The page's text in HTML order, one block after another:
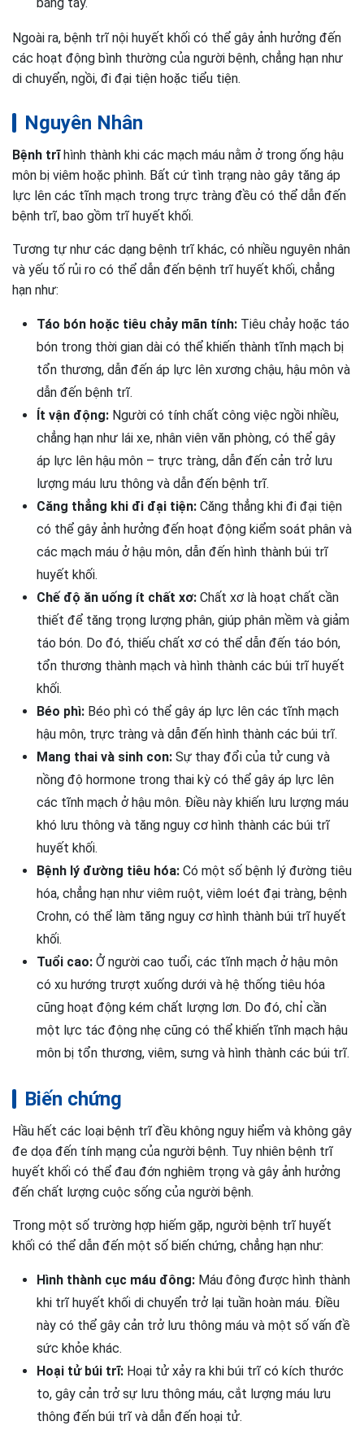
Ngoài ra, bệnh trĩ nội huyết khối có thể gây ảnh hưởng đến
các hoạt động bình thường của người bệnh, chẳng hạn như
di chuyển, ngồi, đi đại tiện hoặc tiểu tiện.
Nguyên Nhân
Bệnh trĩhình thành khi các mạch máu nằm ở trong ống hậu
môn bị viêm hoặc phình. Bất cứ tình trạng nào gây tăng áp
lực lên các tĩnh mạch trong trực tràng đều có thể dẫn đến
bệnh trĩ, bao gồm trĩ huyết khối.
Tương tự như các dạng bệnh trĩ khác, có nhiều nguyên nhân
và yếu tố rủi ro có thể dẫn đến bệnh trĩ huyết khối, chẳng
hạn như:
Táo bón hoặc tiêu chảy mãn tính: Tiêu chảy hoặc táo
bón trong thời gian dài có thể khiến thành tĩnh mạch bị
tổn thương, dẫn đến áp lực lên xương chậu, hậu môn và
dẫn đến bệnh trĩ.
Ít vận động: Người có tính chất công việc ngồi nhiều,
chẳng hạn như lái xe, nhân viên văn phòng, có thể gây
áp lực lên hậu môn – trực tràng, dẫn đến cản trở lưu
lượng máu lưu thông và dẫn đến bệnh trĩ.
Căng thẳng khi đi đại tiện: Căng thẳng khi đi đại tiện
có thể gây ảnh hưởng đến hoạt động kiểm soát phân và
các mạch máu ở hậu môn, dẫn đến hình thành búi trĩ
huyết khối.
Chế độ ăn uống ít chất xơ: Chất xơ là hoạt chất cần
thiết để tăng trọng lượng phân, giúp phân mềm và giảm
táo bón. Do đó, thiếu chất xơ có thể dẫn đến táo bón,
tổn thương thành mạch và hình thành các búi trĩ huyết
khối.
Béo phì: Béo phì có thể gây áp lực lên các tĩnh mạch
hậu môn, trực tràng và dẫn đến hình thành các búi trĩ.
Mang thai và sinh con: Sự thay đổi của tử cung và
nồng độ hormone trong thai kỳ có thể gây áp lực lên
các tĩnh mạch ở hậu môn. Điều này khiến lưu lượng máu
khó lưu thông và tăng nguy cơ hình thành các búi trĩ
huyết khối.
Bệnh lý đường tiêu hóa: Có một số bệnh lý đường tiêu
hóa, chẳng hạn như viêm ruột, viêm loét đại tràng, bệnh
Crohn, có thể làm tăng nguy cơ hình thành búi trĩ huyết
khối.
Tuổi cao: Ở người cao tuổi, các tĩnh mạch ở hậu môn
có xu hướng trượt xuống dưới và hệ thống tiêu hóa
cũng hoạt động kém chất lượng lơn. Do đó, chỉ cần
một lực tác động nhẹ cũng có thể khiến tĩnh mạch hậu
môn bị tổn thương, viêm, sưng và hình thành các búi trĩ.
Biến chứng
Hầu hết các loại bệnh trĩ đều không nguy hiểm và không gây
đe dọa đến tính mạng của người bệnh. Tuy nhiên bệnh trĩ
huyết khối có thể đau đớn nghiêm trọng và gây ảnh hưởng
đến chất lượng cuộc sống của người bệnh.
Trong một số trường hợp hiếm gặp, người bệnh trĩ huyết
khối có thể dẫn đến một số biến chứng, chẳng hạn như:
Hình thành cục máu đông: Máu đông được hình thành
khi trĩ huyết khối di chuyển trở lại tuần hoàn máu. Điều
này có thể gây cản trở lưu thông máu và một số vấn đề
sức khỏe khác.
Hoại tử búi trĩ: Hoại tử xảy ra khi búi trĩ có kích thước
to, gây cản trở sự lưu thông máu, cắt lượng máu lưu
thông đến búi trĩ và dẫn đến hoại tử.